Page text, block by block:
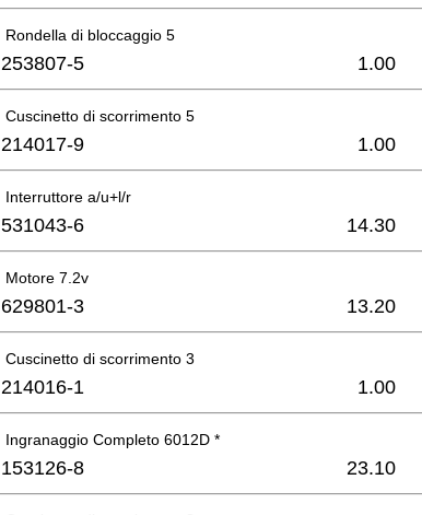
Rondella di bloccaggio 5
253807-5 1.00
Cuscinetto di scorrimento 5
214017-9 1.00
Interruttore a/u+l/r
531043-6 14.30
Motore 7.2v
629801-3 13.20
Cuscinetto di scorrimento 3
214016-1 1.00
Ingranaggio Completo 6012D *
153126-8 23.10